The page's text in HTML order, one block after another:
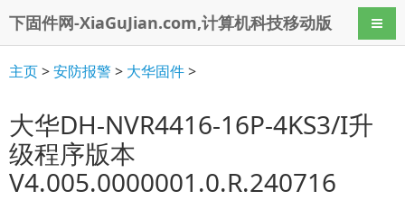
下固件网-XiaGuJian.com,计算机科技移动版 导航
主页>安防报警> 大华固件>
大华DH-NVR4416-16P-4KS3/I升
级程序版本
V4.005.0000001.0.R.240716